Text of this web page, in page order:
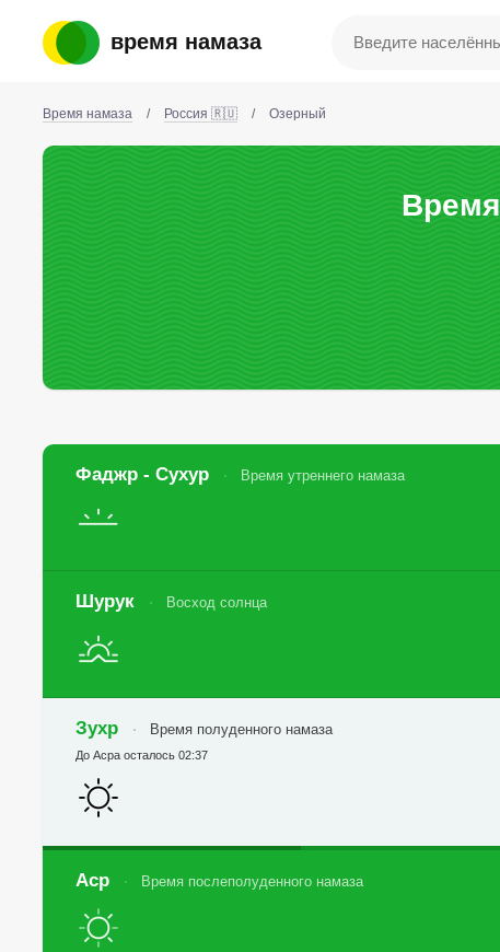
время намаза
Время намаза / Россия 🇷🇺 / Озерный
Фаджр - Сухур Время утреннего намаза
Шурук Восход солнца
Зухр Время полуденного намаза
До Асра осталось 02:37
Аср Время послеполуденного намаза